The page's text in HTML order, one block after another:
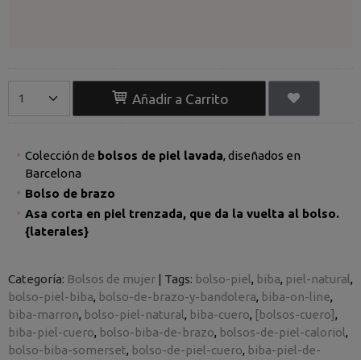
Añadir a Carrito
Colección de bolsos de piel lavada, diseñados en
Barcelona
Bolso de brazo
Asa corta en piel trenzada, que da la vuelta al bolso.
{laterales}
Categoría: Bolsos de mujer | Tags: bolso-piel biba piel-natural
bolso-piel-biba bolso-de-brazo-y-bandolera biba-on-line
biba-marron bolso-piel-natural biba-cuero [bolsos-cuero]
biba-piel-cuero bolso-biba-de-brazo bolsos-de-piel-caloriol
bolso-biba-somerset bolso-de-piel-cuero biba-piel-de-